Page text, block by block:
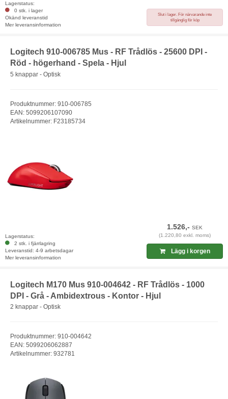
Lagerstatus:
0 stk. i lager
Okänd leveranstid
Mer leveransinformation
Slut i lager. För närvarande inte
tillgänglig för köp
Logitech 910-006785 Mus - RF Trådlös - 25600 DPI -
Röd - högerhand - Spela - Hjul
5 knappar - Optisk
Produktnummer: 910-006785
EAN: 5099206107090
Artikelnummer: F23185734
Lagerstatus:
2 stk. i fjärrlagring
Leveranstid: 4-9 arbetsdagar
Mer leveransinformation
1.526,-SEK
(1.220,80 exkl. moms)
Lägg i korgen
Logitech M170 Mus 910-004642 - RF Trådlös - 1000
DPI - Grå - Ambidextrous - Kontor - Hjul
2 knappar - Optisk
Produktnummer: 910-004642
EAN: 5099206062887
Artikelnummer: 932781